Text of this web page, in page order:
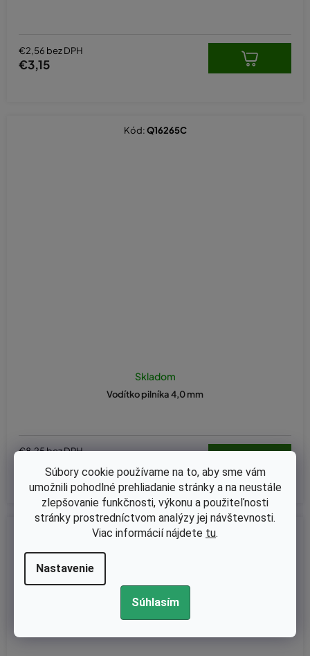
Súbory cookie používame na to, aby sme vám
umožnili pohodlné prehliadanie stránky a na neustále
zlepšovanie funkčnosti, výkonu a použiteľnosti
stránky prostredníctvom analýzy jej návštevnosti.
Viac informácií nájdete tu.
Nastavenie
Súhlasím
€2,56 bez DPH
€3,15
Vodítko pilníka 4,0 mm
Skladom
€8,25 bez DPH
€10,15
Kód:Q16265C
Kód:12-211